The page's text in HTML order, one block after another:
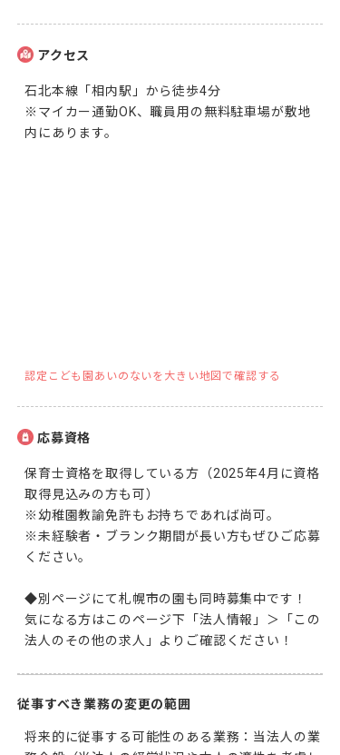
アクセス
石北本線「相内駅」から徒歩4分
※マイカー通勤OK、職員用の無料駐車場が敷地
内にあります。
認定こども園あいのないを大きい地図で確認する
応募資格
保育士資格を取得している方（2025年4月に資格
取得見込みの方も可）
※幼稚園教諭免許もお持ちであれば尚可。
※未経験者・ブランク期間が長い方もぜひご応募
ください。
◆別ページにて札幌市の園も同時募集中です！
気になる方はこのページ下「法人情報」＞「この
法人のその他の求人」よりご確認ください！
従事すべき業務の変更の範囲
将来的に従事する可能性のある業務：当法人の業